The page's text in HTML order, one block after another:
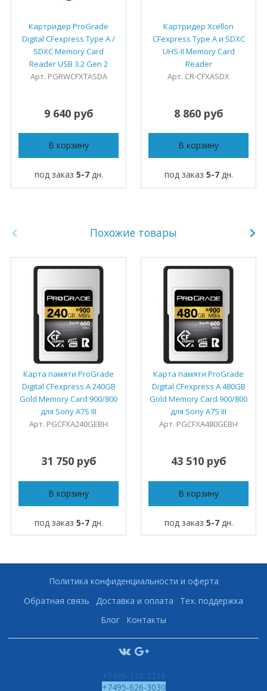
Картридер ProGrade
Digital CFexpress Type A /
SDXC Memory Card
Reader USB 3.2 Gen 2
Арт. PGRWCFXTASDA
9 640 руб
В корзину
под заказ 5-7дн.
Картридер Xcellon
CFexpress Type A и SDXC
UHS-II Memory Card
Reader
Арт. CR-CFXASDX
8 860 руб
В корзину
под заказ 5-7дн.
Похожие товары
Карта памяти ProGrade
Digital CFexpress A 240GB
Gold Memory Card 900/800
для Sony A7S III
Арт. PGCFXA240GEBH
31 750 руб
В корзину
под заказ 5-7дн.
Карта памяти ProGrade
Digital CFexpress A 480GB
Gold Memory Card 900/800
для Sony A7S III
Арт. PGCFXA480GEBH
43 510 руб
В корзину
под заказ 5-7дн.
Политика конфиденциальности и оферта
Обратная связь
Доставка и оплата
Тех. поддержка
Блог
Контакты
+7495-118-2216
+7495-626-3030